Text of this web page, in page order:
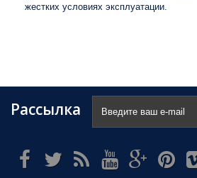
жестких условиях эксплуатации.
Рассылка